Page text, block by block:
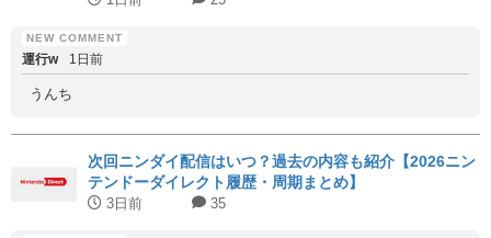
運行w 1日前
うんち
次回ニンダイ配信はいつ？過去の内容も紹介【2026ニン
テンドーダイレクト履歴・周期まとめ】
3日前 35